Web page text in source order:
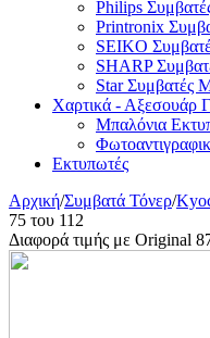
Philips
Printronix
SEIKO
SHARP
Star Συμβατές
Χαρτικά - Αξεσουάρ
Μπαλόνια
Εκτυπωτές
Αρχική/Συμβατά Τόνερ/
75 του 112
Διαφορά τιμής με Original